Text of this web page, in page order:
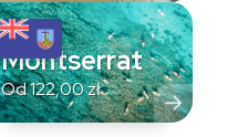
Montserrat
Od122,00zł